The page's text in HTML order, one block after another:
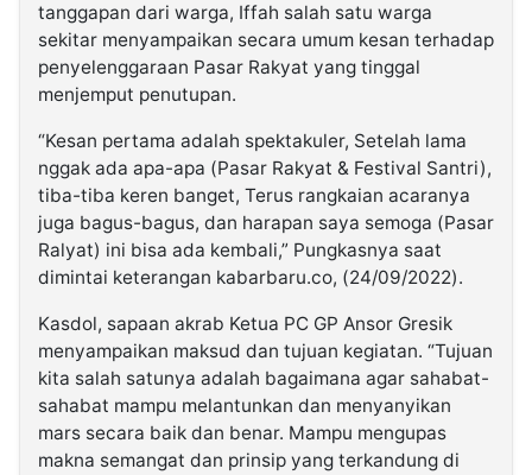
tanggapan dari warga, Iffah salah satu warga
sekitar menyampaikan secara umum kesan terhadap
penyelenggaraan Pasar Rakyat yang tinggal
menjemput penutupan.
“Kesan pertama adalah spektakuler, Setelah lama
nggak ada apa-apa (Pasar Rakyat & Festival Santri),
tiba-tiba keren banget, Terus rangkaian acaranya
juga bagus-bagus, dan harapan saya semoga (Pasar
Ralyat) ini bisa ada kembali,” Pungkasnya saat
dimintai keterangan kabarbaru.co, (24/09/2022).
Kasdol, sapaan akrab Ketua PC GP Ansor Gresik
menyampaikan maksud dan tujuan kegiatan. “Tujuan
kita salah satunya adalah bagaimana agar sahabat-
sahabat mampu melantunkan dan menyanyikan
mars secara baik dan benar. Mampu mengupas
makna semangat dan prinsip yang terkandung di